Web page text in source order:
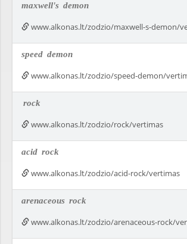
maxwell's demon
www.alkonas.lt/zodzio/maxwell-s-demon/
speed demon
www.alkonas.lt/zodzio/speed-demon/
rock
www.alkonas.lt/zodzio/rock/vertimas
acid rock
www.alkonas.lt/zodzio/acid-rock/vertimas
arenaceous rock
www.alkonas.lt/zodzio/arenaceous-rock/